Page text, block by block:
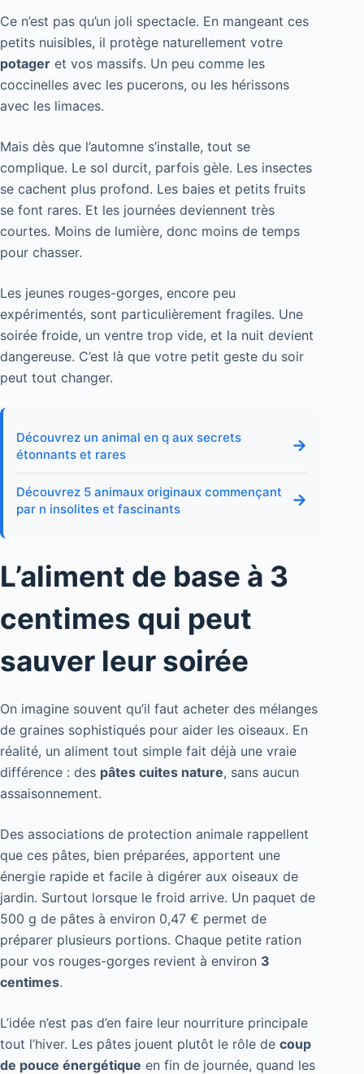
Ce n’est pas qu’un joli spectacle. En mangeant ces
petits nuisibles, il protège naturellement votre
potager et vos massifs. Un peu comme les
coccinelles avec les pucerons, ou les hérissons
avec les limaces.
Mais dès que l’automne s’installe, tout se
complique. Le sol durcit, parfois gèle. Les insectes
se cachent plus profond. Les baies et petits fruits
se font rares. Et les journées deviennent très
courtes. Moins de lumière, donc moins de temps
pour chasser.
Les jeunes rouges-gorges, encore peu
expérimentés, sont particulièrement fragiles. Une
soirée froide, un ventre trop vide, et la nuit devient
dangereuse. C’est là que votre petit geste du soir
peut tout changer.
Découvrez un animal en q aux secrets
étonnants et rares
→
Découvrez 5 animaux originaux commençant
par n insolites et fascinants
→
L’aliment de base à 3
centimes qui peut
sauver leur soirée
On imagine souvent qu’il faut acheter des mélanges
de graines sophistiqués pour aider les oiseaux. En
réalité, un aliment tout simple fait déjà une vraie
différence : des pâtes cuites nature, sans aucun
assaisonnement.
Des associations de protection animale rappellent
que ces pâtes, bien préparées, apportent une
énergie rapide et facile à digérer aux oiseaux de
jardin. Surtout lorsque le froid arrive. Un paquet de
500 g de pâtes à environ 0,47 € permet de
préparer plusieurs portions. Chaque petite ration
pour vos rouges-gorges revient à environ 3
centimes.
L’idée n’est pas d’en faire leur nourriture principale
tout l’hiver. Les pâtes jouent plutôt le rôle de coup
de pouce énergétique en fin de journée, quand les